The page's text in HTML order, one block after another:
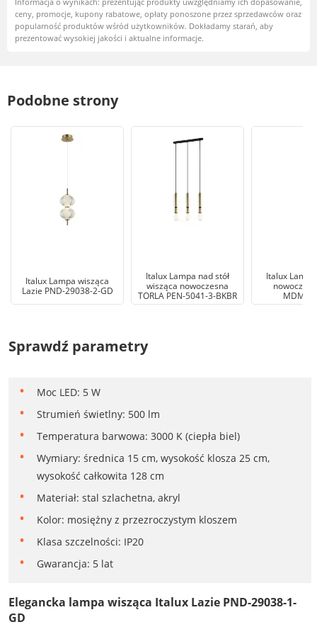
ceny, promocje, kupony rabatowe, opłaty ponoszone przez sprzedawców oraz
popularność produktów wśród użytkowników. Dokładamy starań, aby
prezentować wysokiej jakości i aktualne informacje.
Podobne strony
Italux Lampa wisząca
Lazie PND-29038-2-GD
Italux Lampa nad stół
wisząca nowoczesna
TORLA PEN-5041-3-BKBR
Italux
Sprawdź parametry
Moc LED: 5 W
Strumień świetlny: 500 lm
Temperatura barwowa: 3000 K (ciepła biel)
Wymiary: średnica 15 cm, wysokość klosza 25 cm,
wysokość całkowita 128 cm
Materiał: stal szlachetna, akryl
Kolor: mosiężny z przezroczystym kloszem
Klasa szczelności: IP20
Gwarancja: 5 lat
Elegancka lampa wisząca Italux Lazie PND-29038-1-
GD